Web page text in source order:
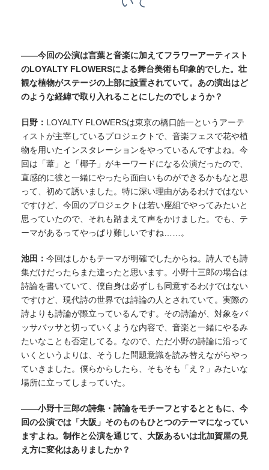
——今回の公演は言葉と音楽に加えてフラワーアーティスト
のLOYALTY FLOWERSによる舞台美術も印象的でした。壮
観な植物がステージの上部に設置されていて。あの演出はど
のような経緯で取り入れることにしたのでしょうか？
日野： LOYALTY FLOWERSは東京の橋口皓一というアーテ
ィストが主宰しているプロジェクトで、音楽フェスで花や植
物を用いたインスタレーションをやっているんですよね。今
回は「葦」と「椰子」がキーワードになる公演だったので、
直感的に彼と一緒にやったら面白いものができるかもなと思
って、初めて誘いました。特に深い理由があるわけではない
ですけど、今回のプロジェクトは若い座組でやってみたいと
思っていたので、それも踏まえて声をかけました。でも、テ
ーマがあるってやっぱり難しいですね……。
池田： 今回はしかもテーマが明確でしたからね。詩人でも詩
集だけだったらまた違ったと思います。小野十三郎の場合は
詩論を書いていて、僕自身は必ずしも同意するわけではない
ですけど、現代詩の世界では詩論の人とされていて。実際の
詩よりも詩論が際立っているんです。その詩論が、対象をバ
ッサバッサと切っていくような内容で、音楽と一緒にやるみ
たいなことも否定してる。なので、ただ小野の詩論に沿って
いくというよりは、そうした問題意識を読み替えながらやっ
ていきました。僕らからしたら、そもそも「え？」みたいな
場所に立ってしまっていた。
——小野十三郎の詩集・詩論をモチーフとするとともに、今
回の公演では「大阪」そのものもひとつのテーマになってい
ますよね。制作と公演を通じて、大阪あるいは北加賀屋の見
え方に変化はありましたか？